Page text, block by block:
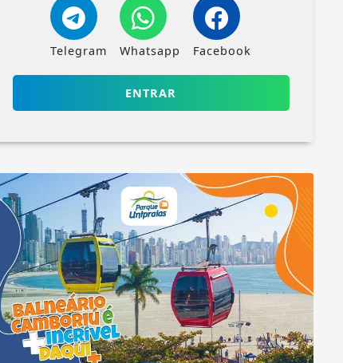
Telegram Whatsapp Facebook
ENTRAR